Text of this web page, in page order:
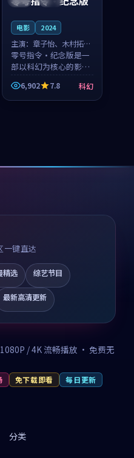
电影 2024
主演： 章子怡、木村拓哉
等
零号指令·纪念版是一
部以科幻为核心的影视
作品，围绕危机、反转
与人物成长展开，整体
节奏紧凑，值得推荐观
6,902 7.8 科幻
键直达
精选 综艺节目
最新高清更新
/ 4K 流畅播放 · 免费无
免下载即看 每日更新
分类